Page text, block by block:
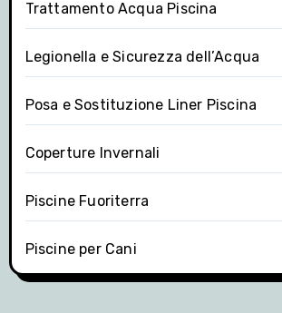
Trattamento Acqua Piscina
Legionella e Sicurezza dell’Acqua
Posa e Sostituzione Liner Piscina
Coperture Invernali
Piscine Fuoriterra
Piscine per Cani